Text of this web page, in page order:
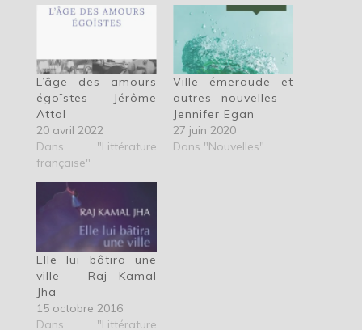
L’âge des amours
égoïstes – Jérôme
Attal
20 avril 2022
Dans "Littérature
française"
Ville émeraude et
autres nouvelles –
Jennifer Egan
27 juin 2020
Dans "Nouvelles"
Elle lui bâtira une
ville – Raj Kamal
Jha
15 octobre 2016
Dans "Littérature